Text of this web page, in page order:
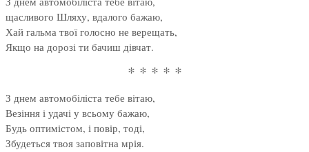
щасливого Шляху, вдалого бажаю,
Хай гальма твої голосно не верещать,
Якщо на дорозі ти бачиш дівчат.
* * * * *
З днем автомобіліста тебе вітаю,
Везіння і удачі у всьому бажаю,
Будь оптимістом, і повір, тоді,
Збудеться твоя заповітна мрія.